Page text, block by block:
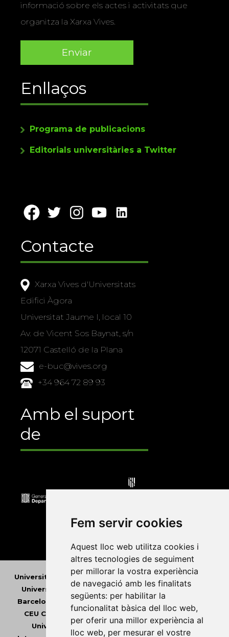
Fem servir cookies
Aquest lloc web utilitza cookies i
altres tecnologies de seguiment
per millorar la vostra experiència
de navegació amb les finalitats
següents: per habilitar la
funcionalitat bàsica del lloc web,
per oferir una millor experiència al
lloc web, per mesurar el vostre
informació sobre els actes i activitats que
organitza la Xarxa Vives.
Enllaços
Programa de publicacions
Editorials universitàries a Twitter
Contacte
Xarxa Vives d'Universitats
Edifici Àgora
Universitat Jaume I, local 10
Av. de Vicent Sos Baynat, s/n
12071 Castelló de la Plana
e-buc@vives.org
+34 964 72 89 93
Amb el suport
de
Universitat Abat Oliba CEU • Universitat d'Alacant
Universitat d'Andorra•Universitat Autònoma de
Barcelona
Universitat de Barcelona •
CEU Cardenal Herrera•Universitat de Girona•
Universitat de les Illes Balears•Universitat